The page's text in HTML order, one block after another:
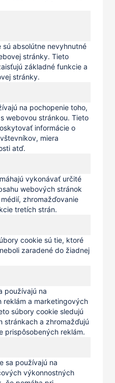
absolútne nevyhnutné
stránky. Tieto
základné funkcie a
stránky.
na pochopenie toho,
webovou stránkou. Tieto
informácie o
miera
atď.
vykonávať určité
webových stránok
zhromažďovanie
tretích strán.
cookie sú tie, ktoré
zaradené do žiadnej
používajú na
reklám a marketingových
súbory cookie sledujú
stránkach a zhromažďujú
prispôsobených reklám.
sa používajú na
výkonnostných